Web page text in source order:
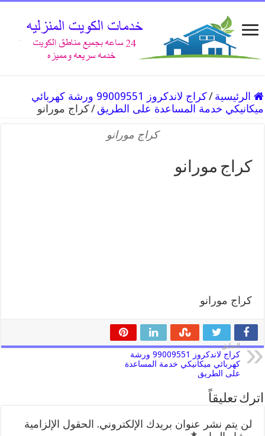
الرئيسية /
كراج لاندكروز 99009551 ورشة كهربائي
ميكانيكي خدمة المساعدة على الطريق /كراج مورانو
كراج مورانو
كراج مورانو
كراج مورانو
السابق
كراج لاندكروز 99009551 ورشة
كهربائي ميكانيكي خدمة المساعدة
على الطريق
اترك تعليقاً
لن يتم نشر عنوان بريدك الإلكتروني. الحقول الإلزامية